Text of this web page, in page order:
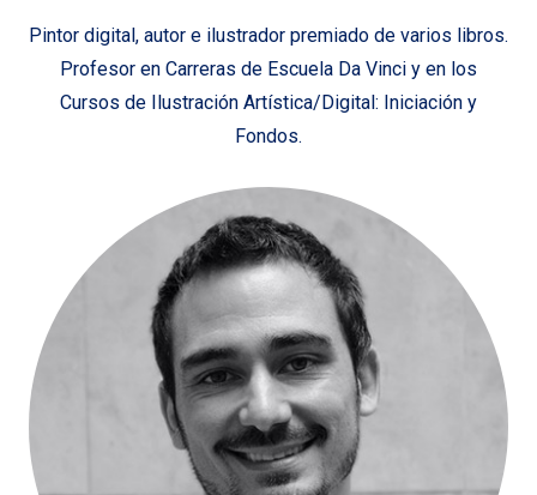
Pintor digital, autor e ilustrador premiado de varios libros.
Profesor en Carreras de Escuela Da Vinci y en los
Cursos de Ilustración Artística/Digital: Iniciación y
Fondos.